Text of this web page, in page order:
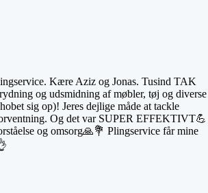
Kære Aziz og Jonas. Tusind TAK
og udsmidning af møbler, tøj og diverse
sig op)! Jeres dejlige måde at tackle
Og det var SUPER EFFEKTIVT💪
og omsorg🙏💐 Plingservice får mine